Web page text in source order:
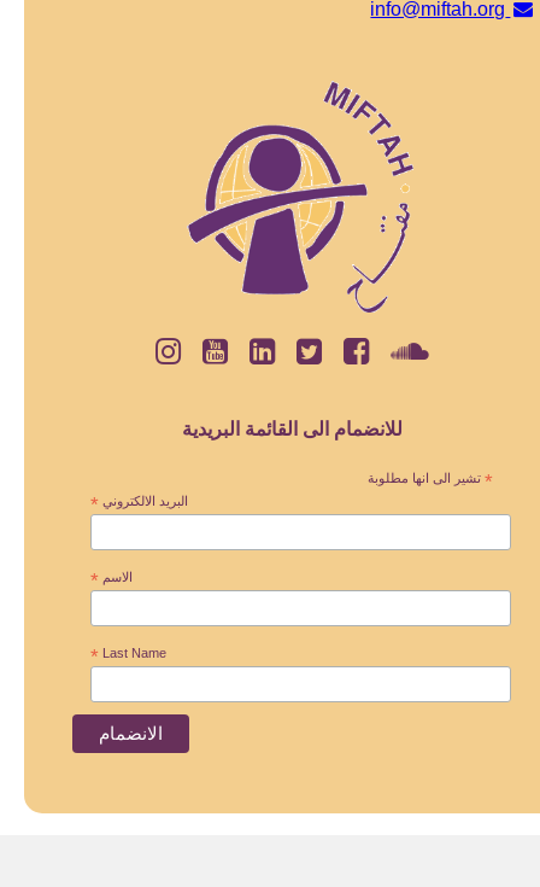
للانضمام الى القائمة البريدية
*تشير الى انها مطلوبة
البريد الالكتروني *
الاسم *
Last Name
*